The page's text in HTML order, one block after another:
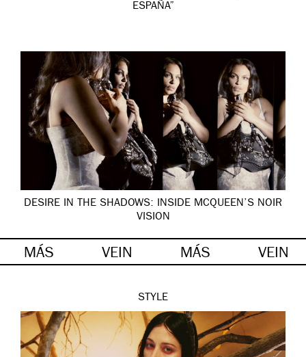
ESPAÑA”
DESIRE IN THE SHADOWS: INSIDE MCQUEEN’S NOIR
VISION
MÁS VEIN MÁS VEIN
STYLE